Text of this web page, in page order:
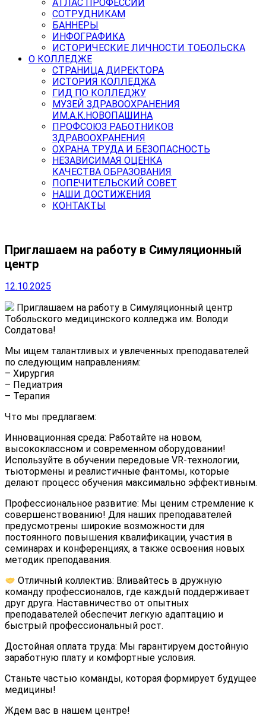
АТЛАС ПРОФЕССИЙ
СОТРУДНИКАМ
БАННЕРЫ
ИНФОГРАФИКА
ИСТОРИЧЕСКИЕ ЛИЧНОСТИ ТОБОЛЬСКА
О КОЛЛЕДЖЕ
СТРАНИЦА ДИРЕКТОРА
ИСТОРИЯ КОЛЛЕДЖА
ГИД ПО КОЛЛЕДЖУ
МУЗЕЙ ЗДРАВООХРАНЕНИЯ
ИМ.А.К.НОВОПАШИНА
ПРОФСОЮЗ РАБОТНИКОВ
ЗДРАВООХРАНЕНИЯ
ОХРАНА ТРУДА И БЕЗОПАСНОСТЬ
НЕЗАВИСИМАЯ ОЦЕНКА
КАЧЕСТВА ОБРАЗОВАНИЯ
ПОПЕЧИТЕЛЬСКИЙ СОВЕТ
НАШИ ДОСТИЖЕНИЯ
КОНТАКТЫ
Приглашаем на работу в Симуляционный
центр
12.10.2025
Приглашаем на работу в Симуляционный центр
Тобольского медицинского колледжа им. Володи
Солдатова!
Мы ищем талантливых и увлеченных преподавателей
по следующим направлениям:
– Хирургия
– Педиатрия
– Терапия
Что мы предлагаем:
Инновационная среда: Работайте на новом,
высококлассном и современном оборудовании!
Используйте в обучении передовые VR-технологии,
тьютормены и реалистичные фантомы, которые
делают процесс обучения максимально эффективным.
Профессиональное развитие: Мы ценим стремление к
совершенствованию! Для наших преподавателей
предусмотрены широкие возможности для
постоянного повышения квалификации, участия в
семинарах и конференциях, а также освоения новых
методик преподавания.
Отличный коллектив: Вливайтесь в дружную
команду профессионалов, где каждый поддерживает
друг друга. Наставничество от опытных
преподавателей обеспечит легкую адаптацию и
быстрый профессиональный рост.
Достойная оплата труда: Мы гарантируем достойную
заработную плату и комфортные условия.
Станьте частью команды, которая формирует будущее
медицины!
Ждем вас в нашем центре!